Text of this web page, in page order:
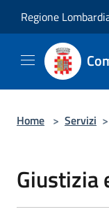
Regione
Home > Servizi >
Giustizia